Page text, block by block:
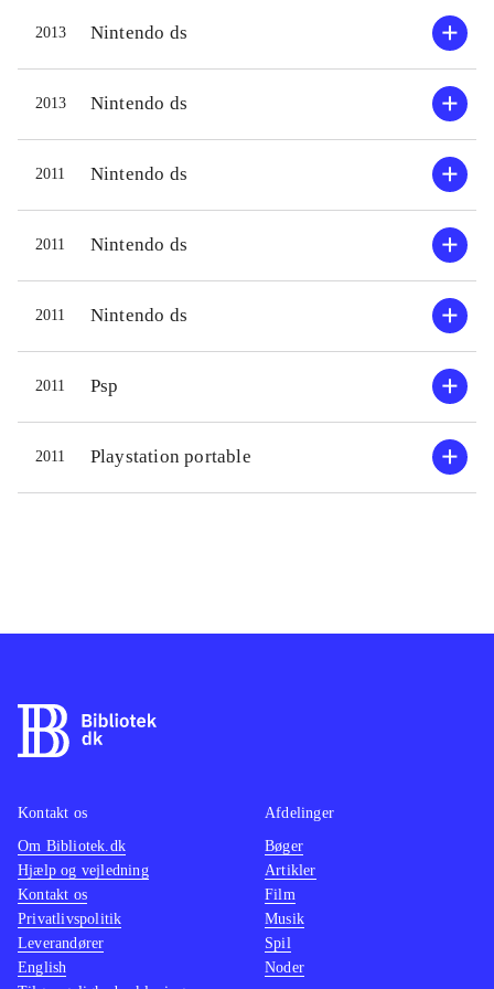
2013 Nintendo ds
2013 Nintendo ds
2011 Nintendo ds
2011 Nintendo ds
2011 Nintendo ds
2011 Psp
2011 Playstation portable
Kontakt os
Om Bibliotek.dk
Hjælp og vejledning
Kontakt os
Privatlivspolitik
Leverandører
English
Afdelinger
Bøger
Artikler
Film
Musik
Spil
Noder